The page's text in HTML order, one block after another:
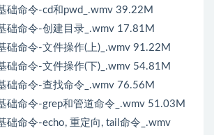
础命令-cd和pwd_.wmv 39.22M
础命令-创建目录_.wmv 17.81M
础命令-文件操作(上)_.wmv 91.22M
础命令-文件操作(下)_.wmv 54.81M
础命令-查找命令_.wmv 76.56M
础命令-grep和管道命令_.wmv 51.03M
础命令-echo, 重定向, tail命令_.wmv